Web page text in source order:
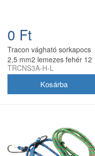
0 Ft
Tracon vágható sorkapocs
2,5 mm2 lemezes fehér 12
tagú csoki TRCNS3A-H-L
TRCNS3A-H-L